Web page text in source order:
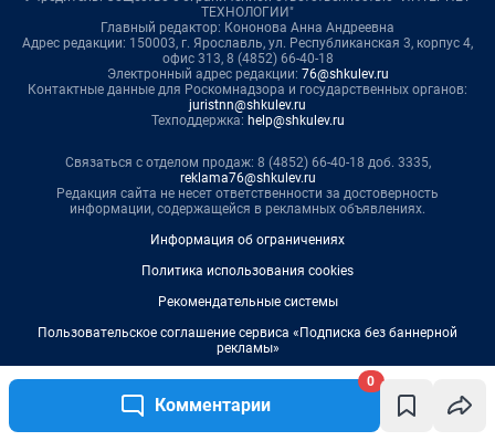
Комментарии
0